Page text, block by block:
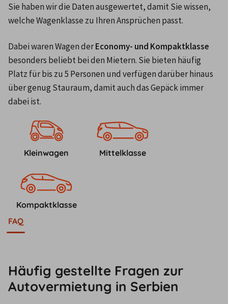
Sie haben wir die Daten ausgewertet, damit Sie wissen,
welche Wagenklasse zu Ihren Ansprüchen passt.
Dabei waren Wagen der
besonders beliebt bei den Mietern. Sie bieten häufig
Platz für bis zu 5 Personen und verfügen darüber hinaus
über genug Stauraum, damit auch das Gepäck immer
dabei ist.
Kleinwagen Mittelklasse
Kompaktklasse
FAQ
Häufig gestellte Fragen zur
Autovermietung in Serbien